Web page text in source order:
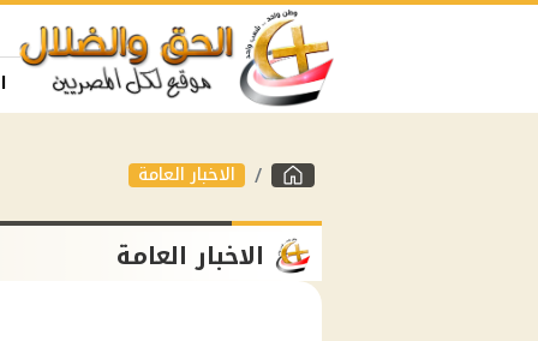
الاخبار العامة
الاخبار العامة